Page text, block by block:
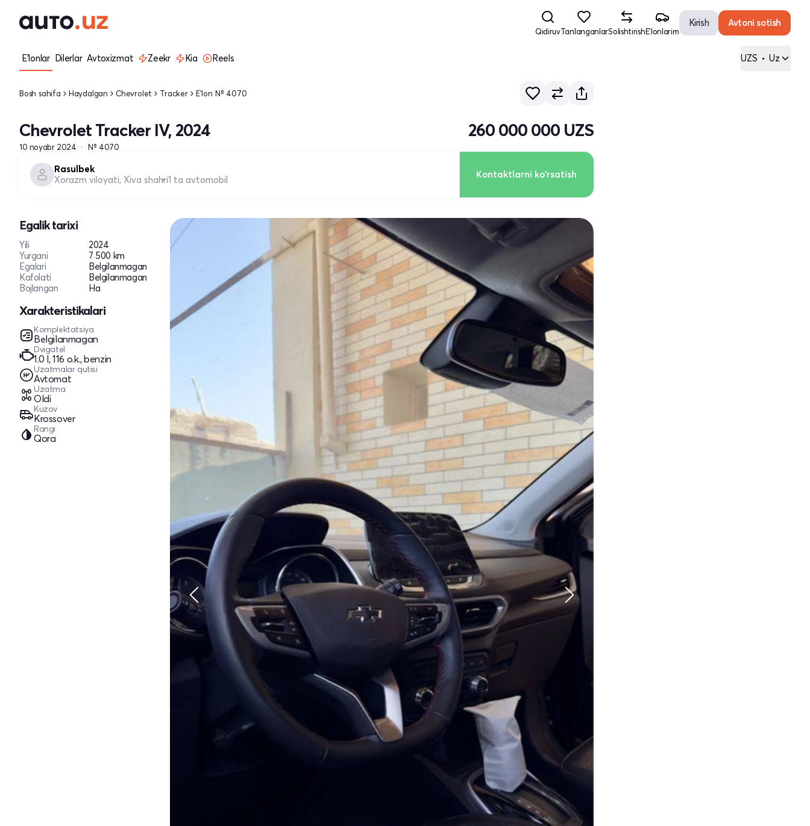
QidiruvTanlanganlarSolishtirishE'lonlarim
Kirish Avtoni sotish
E'lonlar Dilerlar Avtoxizmat Zeekr Kia Reels UZS • Uz
Bosh sahifa Haydalgan Chevrolet Tracker E'lon № 4070
Chevrolet Tracker IV, 2024
10 noyabr 2024 № 4070
260 000 000 UZS
Rasulbek
Xorazm viloyati, Xiva shahri1 ta avtomobil Kontaktlarni ko'rsatish
Egalik tarixi
Yili
2024
Yurgani
7 500 km
Egalari
Belgilanmagan
Kafolati
Belgilanmagan
Bojlangan
Ha
Xarakteristikalari
Komplektatsiya
Belgilanmagan
Dvigatel
1.0 l, 116 o.k., benzin
Uzatmalar qutisi
Avtomat
Uzatma
Oldi
Kuzov
Krossover
Rangi
Qora